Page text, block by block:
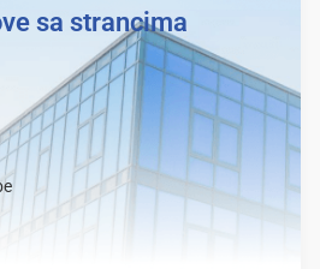
sa strancima